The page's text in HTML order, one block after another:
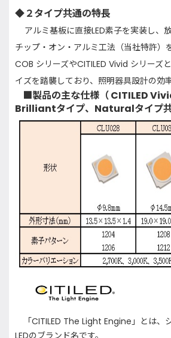
◆２タイプ共通の特長
アルミ基板に直接LED素子を実装し、
チップ・オン・アルミ工法（当社特許）
COB シリーズやCITILED Vivid シリーズ
イズを踏襲しており、照明器具設計の効
■製品の主な仕様（CITILED
Brilliantタイプ、 Naturalタイプ
「CITILED The Light Engine 」とは、
LEDのブランド名です。